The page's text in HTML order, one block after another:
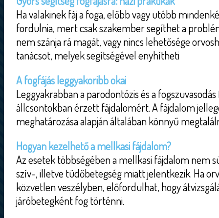
Ha valakinek fáj a foga, előbb vagy utóbb
fordulnia, mert csak szakember segíthet a
nem szánja rá magát, vagy nincs lehetősége
tanácsot, melyek segítségével enyhítheti
A fogfájás leggyakoribb okai
Leggyakrabban a parodontózis és a
állcsontokban érzett fájdalomért. A fájdalom
meghatározása alapján általában könnyű
Hogyan kezelhető a mellkasi fájdalom?
Az esetek többségében a mellkasi fájdalom nem
szív-, illetve tüdőbetegség miatt jelentkezik. Ha
közvetlen veszélyben, előfordulhat, hogy
járóbetegként fog történni.